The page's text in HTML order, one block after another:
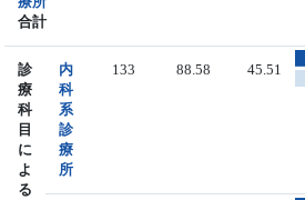
合計
診
療
科
目
に
よ
る
内
科
系
診
療
所
133 88.58 45.51